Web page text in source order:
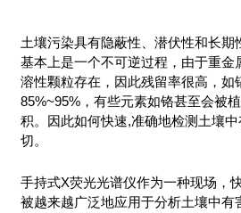
土壤污染具有隐蔽性、潜伏性和长期
基本上是一个不可逆过程，由于重金
溶性颗粒存在，因此残留率很高，如
85%~95%，有些元素如铬甚至会被
积。因此如何快速,准确地检测土壤
切。
手持式X荧光光谱仪作为一种现场，
被越来越广泛地应用于分析土壤中有